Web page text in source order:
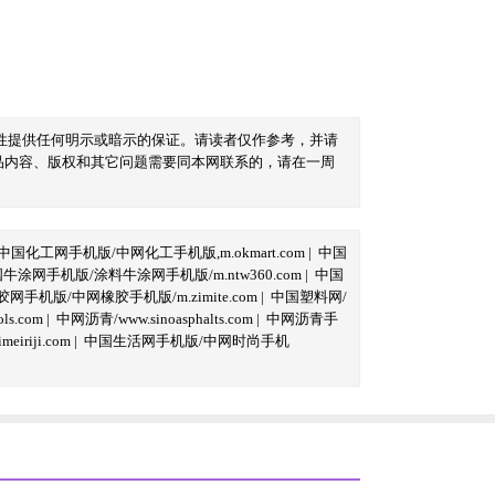
供任何明示或暗示的保证。请读者仅作参考，并请
容、版权和其它问题需要同本网联系的，请在一周
国化工网手机版/中网化工手机版,m.okmart.com | 中国
牛涂网手机版/涂料牛涂网手机版/m.ntw360.com | 中国
网手机版/中网橡胶手机版/m.zimite.com | 中国塑料网/
| 中网沥青/www.sinoasphalts.com | 中网沥青手
| 中国生活网手机版/中网时尚手机